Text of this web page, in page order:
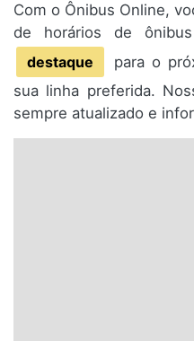
Com o Ônibus Online,
de horários de
destaque
para o
sua linha preferida.
sempre atualizado e